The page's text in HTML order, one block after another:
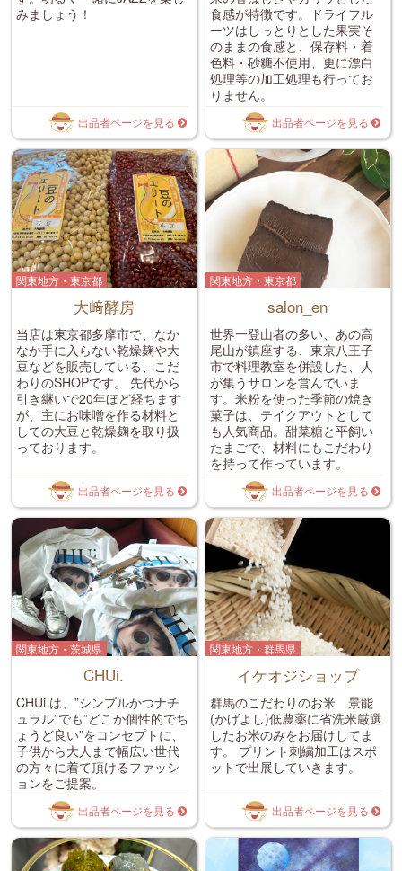
みましょう！
出品者ページを見る
食感が特徴です。ドライフル
ーツはしっとりとした果実そ
のままの食感と、保存料・着
色料・砂糖不使用、更に漂白
処理等の加工処理も行ってお
りません。
出品者ページを見る
関東地方・東京都
大﨑酵房
当店は東京都多摩市で、なか
なか手に入らない乾燥麹や大
豆などを販売している、こだ
わりのSHOPです。 先代から
引き継いで20年ほど経ちます
が、主にお味噌を作る材料と
しての大豆と乾燥麹を取り扱
っております。
出品者ページを見る
関東地方・東京都
salon_en
世界一登山者の多い、あの高
尾山が鎮座する、東京八王子
市で料理教室を併設した、人
が集うサロンを営んでいま
す。米粉を使った季節の焼き
菓子は、テイクアウトとして
も人気商品。甜菜糖と平飼い
たまごで、材料にもこだわり
を持って作っています。
出品者ページを見る
関東地方・茨城県
CHUi.
CHUi.は、”シンプルかつナチ
ュラル”でも”どこか個性的でち
ょうど良い”をコンセプトに、
子供から大人まで幅広い世代
の方々に着て頂けるファッシ
ョンをご提案。
出品者ページを見る
関東地方・群馬県
イケオジショップ
群馬のこだわりのお米 景能
(かげよし)低農薬に省洗米厳選
したお米のみをお届けしてま
す。 プリント刺繍加工はスポ
ットで出展していきます。
出品者ページを見る